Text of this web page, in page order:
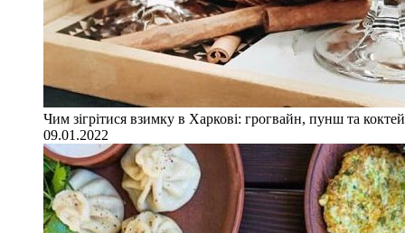
Чим зігрітися взимку в Харкові: грогвайн, пунш та
09.01.2022